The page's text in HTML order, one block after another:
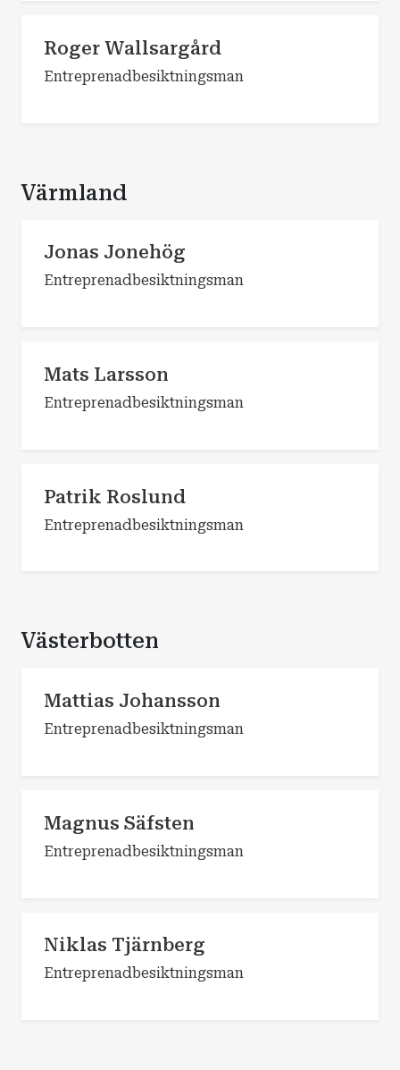
Roger Wallsargård
Entreprenadbesiktningsman
Värmland
Jonas Jonehög
Entreprenadbesiktningsman
Mats Larsson
Entreprenadbesiktningsman
Patrik Roslund
Entreprenadbesiktningsman
Västerbotten
Mattias Johansson
Entreprenadbesiktningsman
Magnus Säfsten
Entreprenadbesiktningsman
Niklas Tjärnberg
Entreprenadbesiktningsman